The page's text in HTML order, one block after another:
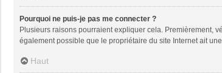
Pourquoi ne puis-je pas me connecter ?
Plusieurs raisons pourraient expliquer cela. Premièrement,
également possible que le propriétaire du site Internet ait
Haut